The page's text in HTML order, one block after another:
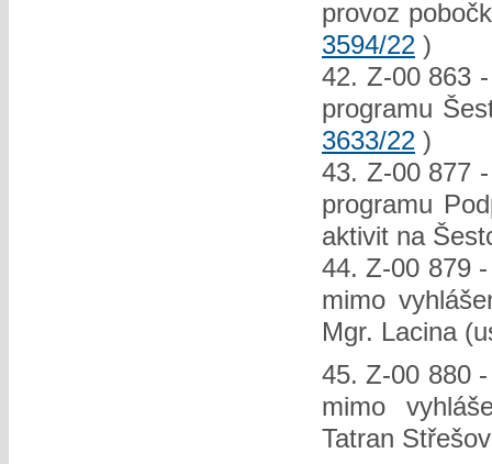
provoz
3594/22 )
42. Z-00 863
programu
3633/22 )
43. Z-00 877
programu
aktivit na
44. Z-00 879
mimo
Mgr. Lacina
45. Z-00 880
mimo
Tatran